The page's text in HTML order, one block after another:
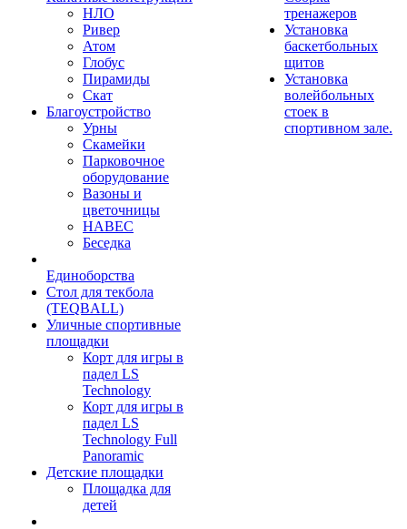
НЛО
Ривер
Атом
Глобус
Пирамиды
Скат
Благоустройство
Урны
Скамейки
Парковочное
оборудование
Вазоны и
цветочницы
НАВЕС
Беседка
Единоборства
Стол для текбола
(TEQBALL)
Уличные спортивные
площадки
Корт для игры в
падел LS
Technology
Корт для игры в
падел LS
Technology Full
Panoramic
Детские площадки
Площадка для
детей
тренажеров
Установка
баскетбольных
щитов
Установка
волейбольных
стоек в
спортивном зале.